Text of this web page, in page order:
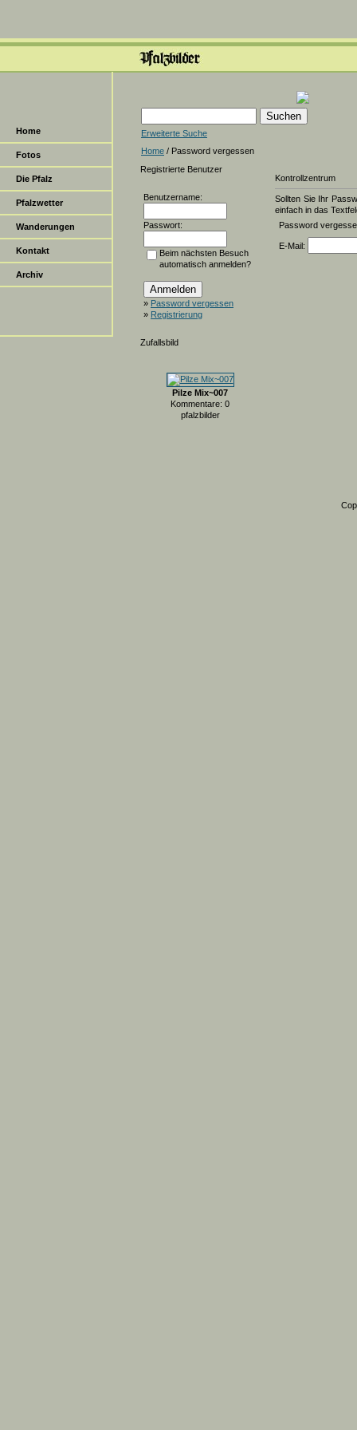
Home
Fotos
Die Pfalz
Pfalzwetter
Wanderungen
Kontakt
Archiv
Erweiterte Suche
Home / Password vergessen
Registrierte Benutzer
Benutzername:
Passwort:
Beim nächsten Besuch
automatisch anmelden?
» Password vergessen
» Registrierung
Zufallsbild
Pilze Mix~007
Kommentare: 0
pfalzbilder
Kontrollzentrum
Sollten Sie Ihr
einfach in das
Password
E-Mail: